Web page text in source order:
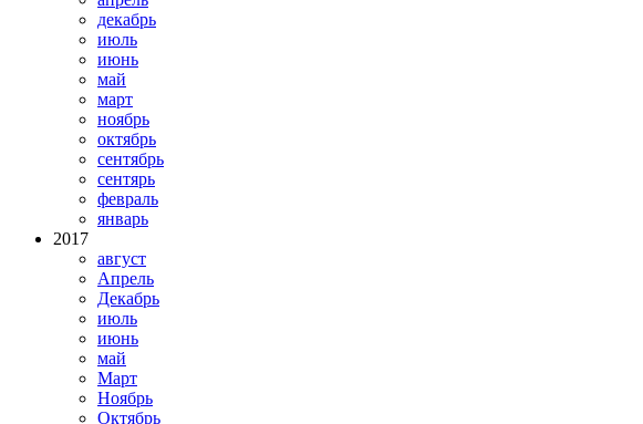
декабрь
июль
июнь
май
март
ноябрь
октябрь
сентябрь
сентярь
февраль
январь
2017
август
Апрель
Декабрь
июль
июнь
май
Март
Ноябрь
Октябрь